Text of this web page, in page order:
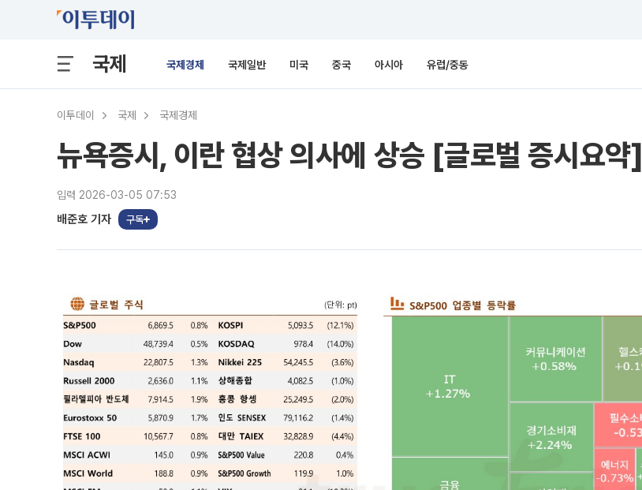
국제 국제경제 국제일반 미국 중국 아시아 유럽/중동
이투데이 국제 국제경제
뉴욕증시, 이란 협상 의사에 상승 [글로벌 증시요약]
입력 2026-03-05 07:53
배준호 기자 구독